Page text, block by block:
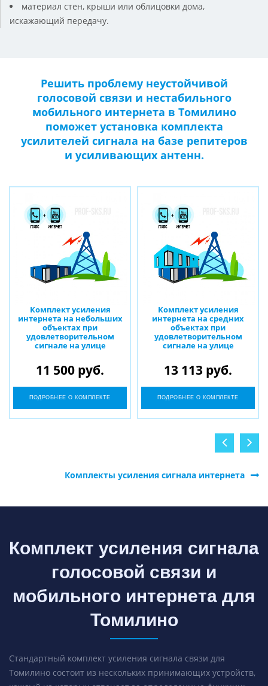
материал стен, крыши или облицовки дома,
искажающий передачу.
Решить проблему неустойчивой
голосовой связи и нестабильного
мобильного интернета в Томилино
поможет установка комплекта
усилителей сигнала на базе репитеров
и усиливающих антенн.
Комплект усиления
интернета на небольших
объектах при
удовлетворительном
сигнале на улице
11 500 руб.
ПОДРОБНЕЕ О КОМПЛЕКТЕ
Комплект усиления
интернета на средних
объектах при
удовлетворительном
сигнале на улице
13 113 руб.
ПОДРОБНЕЕ О КОМПЛЕКТЕ
Комплекты усиления сигнала интернета
Комплект усиления сигнала
голосовой связи и
мобильного интернета для
Томилино
Стандартный комплект усиления сигнала связи для
Томилино состоит из нескольких принимающих устройств,